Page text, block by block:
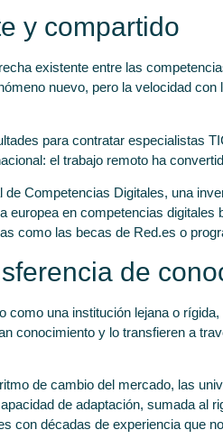
y compartido
existente entre las
nuevo, pero la velocidad
para contratar especialistas
el trabajo remoto ha
de Competencias Digitales, una
en competencias
como las becas de Red.es o
de
como una institución lejana o
conocimiento y lo transfieren a
de cambio del mercado, las
de adaptación, sumada
con décadas de experiencia